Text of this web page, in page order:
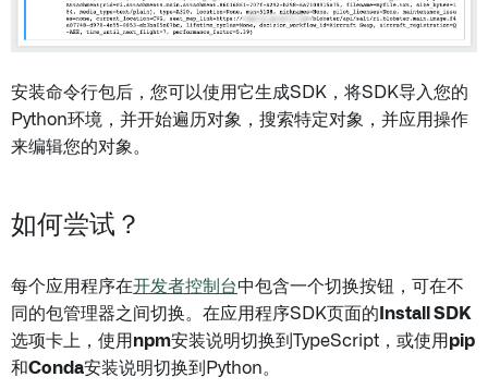
安装命令行包后，您可以使用它生成SDK，将SDK导入您的
Python环境，并开始遍历对象，搜索特定对象，并应用操作
来编辑您的对象。
如何尝试？
每个应用程序在开发者控制台中包含一个切换按钮，可在不
同的包管理器之间切换。在应用程序SDK页面的 Install SDK
选项卡上，使用 npm安装说明切换到TypeScript，或使用 pip
和Conda安装说明切换到Python。